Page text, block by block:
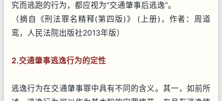
究而逃跑的行为，都应视为“交通肇事后逃逸”。
（摘自《刑法罪名精释(第四版)》 (上册)，作者：周道
鸾，人民法院出版社2013年版）
2.交通肇事逃逸行为的定性
逃逸行为在交通肇事罪中具有不同的含义。其一，如前所